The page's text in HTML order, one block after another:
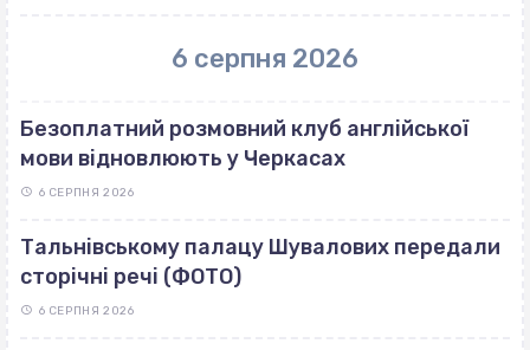
6 серпня 2026
Безоплатний розмовний клуб англійської
мови відновлюють у Черкасах
6 СЕРПНЯ 2026
Тальнівському палацу Шувалових передали
сторічні речі (ФОТО)
6 СЕРПНЯ 2026